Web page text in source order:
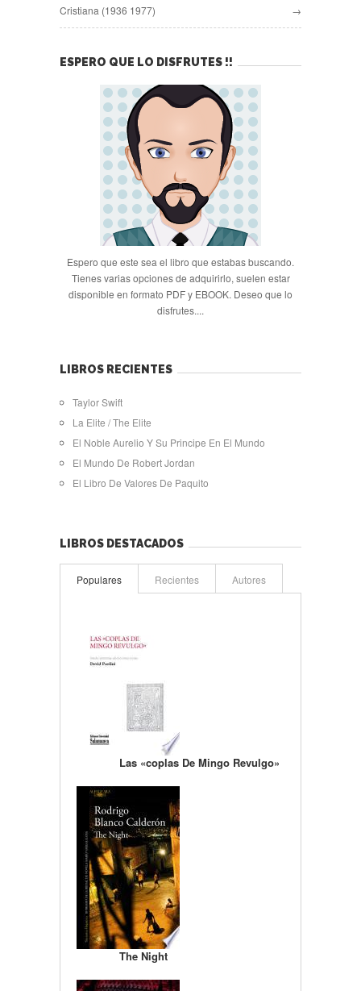
Cristiana (1936 1977)
→
ESPERO QUE LO DISFRUTES !!
Espero que este sea el libro que estabas buscando.
Tienes varias opciones de adquirirlo, suelen estar
disponible en formato PDF y EBOOK. Deseo que lo
disfrutes....
LIBROS RECIENTES
Taylor Swift
La Elite / The Elite
El Noble Aurelio Y Su Principe En El Mundo
El Mundo De Robert Jordan
El Libro De Valores De Paquito
LIBROS DESTACADOS
Populares Recientes Autores
Las «coplas De Mingo Revulgo»
The Night